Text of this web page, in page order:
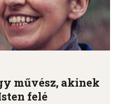
művész, akinek
felé